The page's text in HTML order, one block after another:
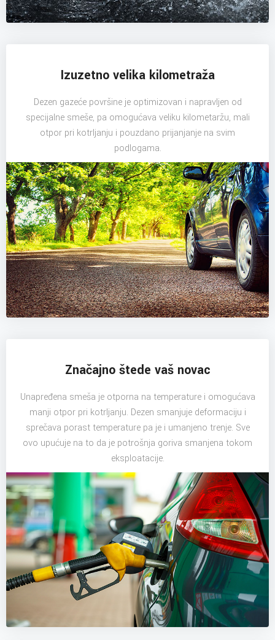
Izuzetno velika kilometraža
Dezen gazeće površine je optimizovan i napravljen od
specijalne smeše, pa omogućava veliku kilometaržu, mali
otpor pri kotrljanju i pouzdano prijanjanje na svim
podlogama.
Značajno štede vaš novac
Unapređena smeša je otporna na temperature i omogućava
manji otpor pri kotrljanju. Dezen smanjuje deformaciju i
sprečava porast temperature pa je i umanjeno trenje. Sve
ovo upućuje na to da je potrošnja goriva smanjena tokom
eksploatacije.